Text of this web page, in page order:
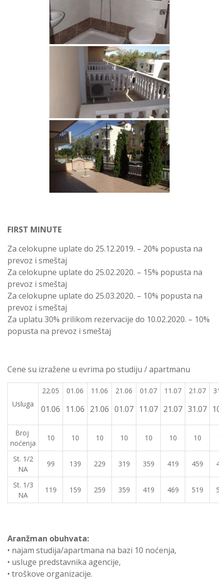
FIRST MINUTE
Za celokupne uplate do 25.12.2019. – 20% popusta na
prevoz i smeštaj
Za celokupne uplate do 25.02.2020. – 15% popusta na
prevoz i smeštaj
Za celokupne uplate do 25.03.2020. – 10% popusta na
prevoz i smeštaj
Za uplatu 30% prilikom rezervacije do 10.02.2020. – 10%
popusta na prevoz i smeštaj
Cene su izražene u evrima po studiju / apartmanu
Usluga
22.05
01.06
01.06
11.06
11.06
21.06
21.06
01.07
01.07
11.07
11.07
21.07
21.07
31.07
Broj
noćenja
10 10 10 10 10 10 10
St. 1/2
NA
99 139 229 319 359 419 459
St. 1/3
NA
119 159 259 359 419 469 519
Aranžman obuhvata:
• najam studija/apartmana na bazi 10 noćenja,
• usluge predstavnika agencije,
• troškove organizacije.